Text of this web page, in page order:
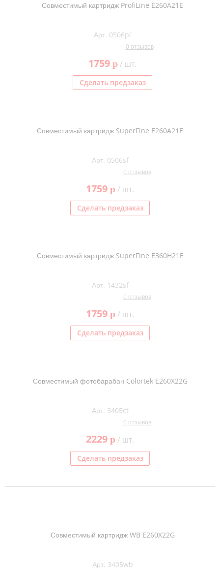
Совместимый картридж ProfiLine E260A21E
Арт. 0506pl
0 отзывов
1759 p/ шт.
Сделать предзаказ
Совместимый картридж SuperFine E260A21E
Арт. 0506sf
0 отзывов
1759 p/ шт.
Сделать предзаказ
Совместимый картридж SuperFine E360H21E
Арт. 1432sf
0 отзывов
1759 p/ шт.
Сделать предзаказ
Совместимый фотобарабан Colortek E260X22G
Арт. 3405ct
0 отзывов
2229 p/ шт.
Сделать предзаказ
Совместимый картридж WB E260X22G
Арт. 3405wb